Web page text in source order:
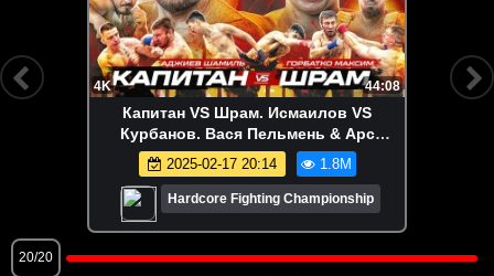
FHD 7:42:38
Гаджи Автомат VS Слащинин. Асбаров
VS Шойгрин. Самат Абдырахманов VS
Брито. Мусалов. Думанов. Бодров
2022-12-25 17:55 13.2M
Hardcore Fighting Championship
1/20